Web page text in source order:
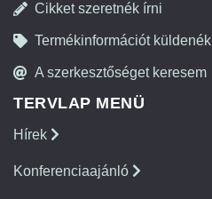
Cikket szeretnék írni
Termékinformációt küldenék
A szerkesztőséget keresem
TERVLAP MENÜ
Hírek
Konferenciaajánló